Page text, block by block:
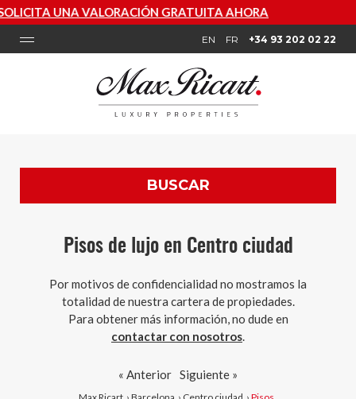
AHORA
EN FR +34 93 202 02 22
BUSCAR
Pisos de lujo en Centro ciudad
Por motivos de confidencialidad no mostramos la
totalidad de nuestra cartera de propiedades.
Para obtener más información, no dude en
contactar con nosotros.
« Anterior Siguiente »